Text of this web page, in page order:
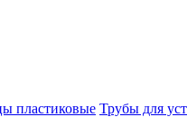
пластиковые Трубы для